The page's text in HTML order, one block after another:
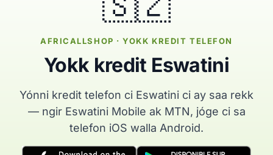
AFRICALLSHOP · YOKK KREDIT TELEFON
Yokk kredit Eswatini
Yónni kredit telefon ci Eswatini ci ay saa rekk
— ngir Eswatini Mobile ak MTN, jóge ci sa
telefon iOS walla Android.